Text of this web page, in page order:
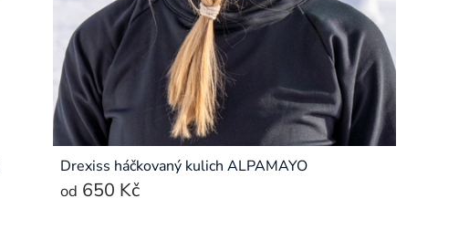
Drexiss háčkovaný kulich ALPAMAYO
od 650 Kč